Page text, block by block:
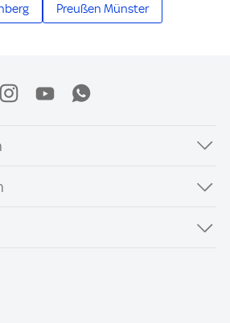
Preußen Münster